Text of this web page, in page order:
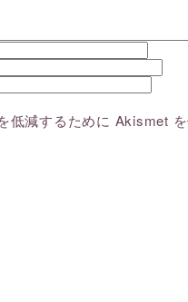
低減するために Akismet を